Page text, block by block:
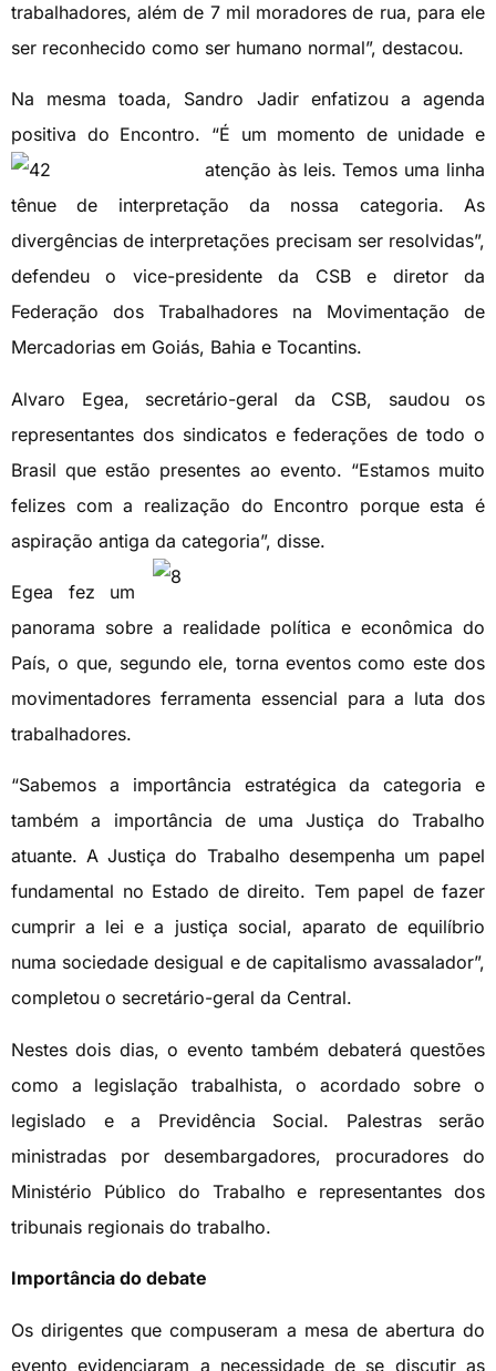
trabalhadores, além de 7 mil moradores de rua, para ele
ser reconhecido como ser humano normal”, destacou.
Na mesma toada, Sandro Jadir enfatizou a agenda
positiva do Encontro. “É um momento de unidade e
atenção às leis. Temos uma linha
tênue de interpretação da nossa categoria. As
divergências de interpretações precisam ser resolvidas”,
defendeu o vice-presidente da CSB e diretor da
Federação dos Trabalhadores na Movimentação de
Mercadorias em Goiás, Bahia e Tocantins.
Alvaro Egea, secretário-geral da CSB, saudou os
representantes dos sindicatos e federações de todo o
Brasil que estão presentes ao evento. “Estamos muito
felizes com a realização do Encontro porque esta é
aspiração antiga da categoria”, disse.
Egea fez um
panorama sobre a realidade política e econômica do
País, o que, segundo ele, torna eventos como este dos
movimentadores ferramenta essencial para a luta dos
trabalhadores.
“Sabemos a importância estratégica da categoria e
também a importância de uma Justiça do Trabalho
atuante. A Justiça do Trabalho desempenha um papel
fundamental no Estado de direito. Tem papel de fazer
cumprir a lei e a justiça social, aparato de equilíbrio
numa sociedade desigual e de capitalismo avassalador”,
completou o secretário-geral da Central.
Nestes dois dias, o evento também debaterá questões
como a legislação trabalhista, o acordado sobre o
legislado e a Previdência Social. Palestras serão
ministradas por desembargadores, procuradores do
Ministério Público do Trabalho e representantes dos
tribunais regionais do trabalho.
Importância do debate
Os dirigentes que compuseram a mesa de abertura do
evento evidenciaram a necessidade de se discutir as